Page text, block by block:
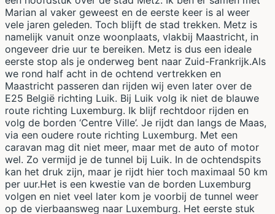
Marian al vaker geweest en de eerste keer is al weer
vele jaren geleden. Toch blijft de stad trekken. Metz is
namelijk vanuit onze woonplaats, vlakbij Maastricht, in
ongeveer drie uur te bereiken. Metz is dus een ideale
eerste stop als je onderweg bent naar Zuid-Frankrijk.Als
we rond half acht in de ochtend vertrekken en
Maastricht passeren dan rijden wij even later over de
E25 België richting Luik. Bij Luik volg ik niet de blauwe
route richting Luxemburg. Ik blijf rechtdoor rijden en
volg de borden ‘Centre Ville’. Je rijdt dan langs de Maas,
via een oudere route richting Luxemburg. Met een
caravan mag dit niet meer, maar met de auto of motor
wel. Zo vermijd je de tunnel bij Luik. In de ochtendspits
kan het druk zijn, maar je rijdt hier toch maximaal 50 km
per uur.Het is een kwestie van de borden Luxemburg
volgen en niet veel later kom je voorbij de tunnel weer
op de vierbaansweg naar Luxemburg. Het eerste stuk